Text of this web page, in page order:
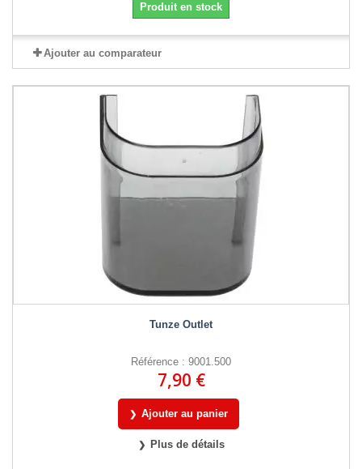
Produit en stock
Ajouter au comparateur
Tunze Outlet
Référence : 9001.500
7,90 €
Ajouter au panier
Plus de détails